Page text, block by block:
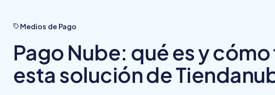
Medios de Pago
Pago Nube: qué es y
esta solución de